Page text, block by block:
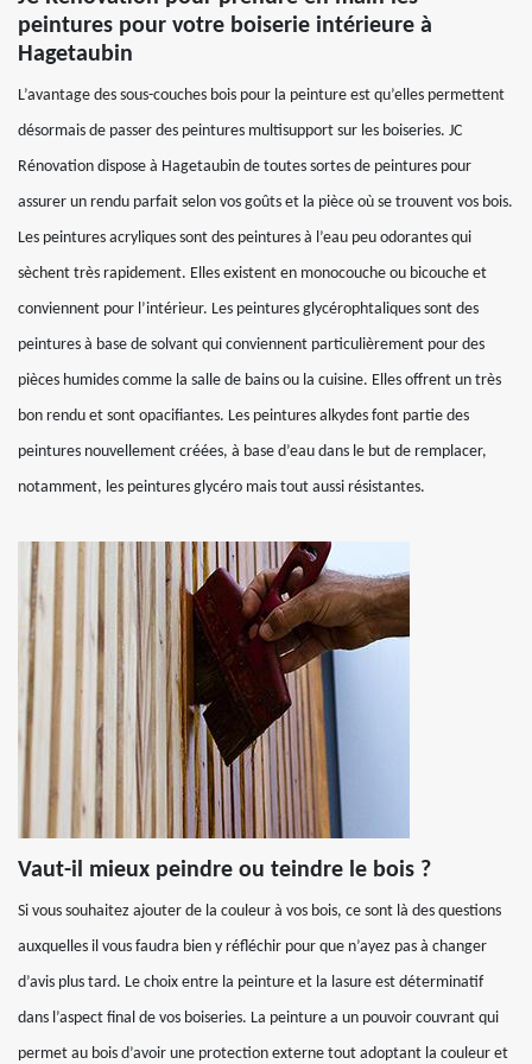
peintures pour votre boiserie intérieure à
Hagetaubin
L’avantage des sous-couches bois pour la peinture est qu’elles permettent
désormais de passer des peintures multisupport sur les boiseries. JC
Rénovation dispose à Hagetaubin de toutes sortes de peintures pour
assurer un rendu parfait selon vos goûts et la pièce où se trouvent vos bois.
Les peintures acryliques sont des peintures à l’eau peu odorantes qui
sèchent très rapidement. Elles existent en monocouche ou bicouche et
conviennent pour l’intérieur. Les peintures glycérophtaliques sont des
peintures à base de solvant qui conviennent particulièrement pour des
pièces humides comme la salle de bains ou la cuisine. Elles offrent un très
bon rendu et sont opacifiantes. Les peintures alkydes font partie des
peintures nouvellement créées, à base d’eau dans le but de remplacer,
notamment, les peintures glycéro mais tout aussi résistantes.
Vaut-il mieux peindre ou teindre le bois ?
Si vous souhaitez ajouter de la couleur à vos bois, ce sont là des questions
auxquelles il vous faudra bien y réfléchir pour que n’ayez pas à changer
d’avis plus tard. Le choix entre la peinture et la lasure est déterminatif
dans l’aspect final de vos boiseries. La peinture a un pouvoir couvrant qui
permet au bois d’avoir une protection externe tout adoptant la couleur et